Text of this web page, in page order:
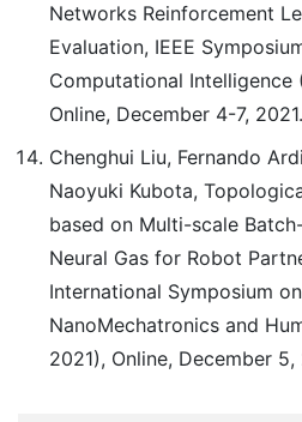
Networks Reinforcement
Evaluation, IEEE
Computational Intelligence
Online, December 4-7, 2021.
Chenghui Liu, Fernando
Naoyuki Kubota,
based on Multi-scale
Neural Gas for Robot
International Symposium
NanoMechatronics and
2021), Online, December 5,